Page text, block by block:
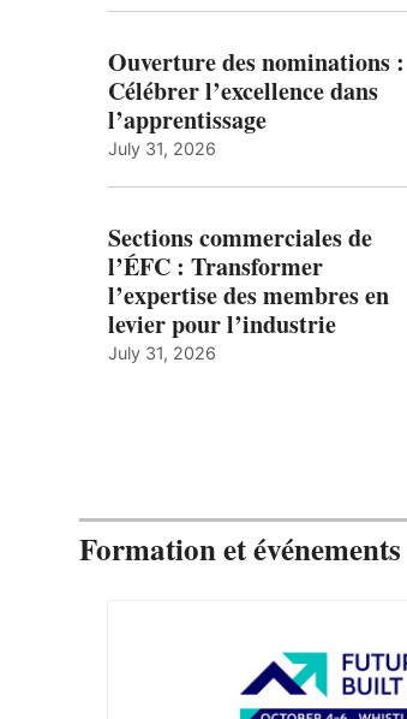
Ouverture des nominations :
Célébrer l’excellence dans
l’apprentissage
July 31, 2026
Sections commerciales de
l’ÉFC : Transformer
l’expertise des membres en
levier pour l’industrie
July 31, 2026
Formation et événements